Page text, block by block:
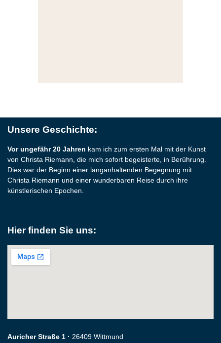
Unsere Geschichte:
Vor ungefähr 20 Jahren kam ich zum ersten Mal mit der Kunst
von Christa Riemann, die mich sofort begeisterte, in Berührung.
Dies war der Beginn einer langanhaltenden Begegnung mit
Christa Riemann und einer wunderbaren Reise durch ihre
künstlerischen Epochen.
Hier finden Sie uns:
Auricher Straße 1 · 26409 Wittmund